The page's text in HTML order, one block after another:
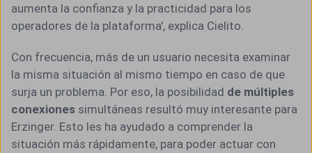
aumenta la confianza y la practicidad para los
operadores de la plataforma', explica Cielito.
Con frecuencia, más de un usuario necesita examinar
la misma situación al mismo tiempo en caso de que
surja un problema. Por eso, la posibilidad de múltiples
conexiones simultáneas resultó muy interesante para
Erzinger. Esto les ha ayudado a comprender la
situación más rápidamente, para poder actuar con